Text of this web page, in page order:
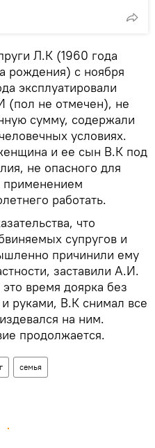
Л.К (1960 года
рождения) с ноября
эксплуатировали
(пол не отмечен), не
сумму, содержали
условиях.
и ее сын В.К под
не опасного для
применением
работать.
что
супругов и
причинили ему
заставили А.И.
время доярка без
руками, В.К снимал все
на ним.
продолжается.
семья